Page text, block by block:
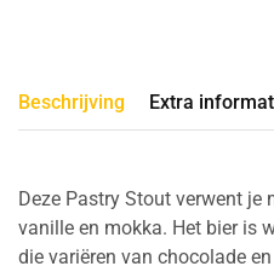
Beschrijving Extra
Deze Pastry Stout verwent je
vanille en mokka. Het bier is
die variëren van chocolade